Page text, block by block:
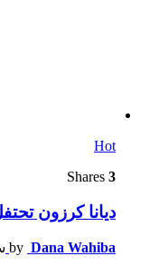
Hot
3
ديانا كرزون
by Dana Wahiba